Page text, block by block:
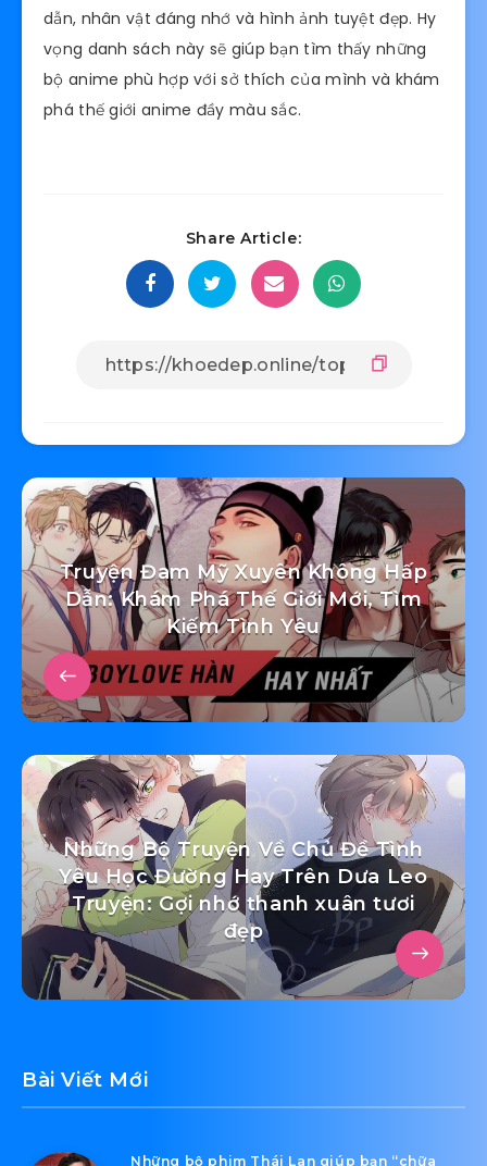
dẫn, nhân vật đáng nhớ và hình ảnh tuyệt đẹp. Hy
vọng danh sách này sẽ giúp bạn tìm thấy những
bộ anime phù hợp với sở thích của mình và khám
phá thế giới anime đầy màu sắc.
Share Article:
Truyện Đam Mỹ Xuyên Không Hấp
Dẫn: Khám Phá Thế Giới Mới, Tìm
Kiếm Tình Yêu
Những Bộ Truyện Về Chủ Đề Tình
Yêu Học Đường Hay Trên Dưa Leo
Truyện: Gợi nhớ thanh xuân tươi
đẹp
Bài Viết Mới
Những bộ phim Thái Lan giúp bạn “chữa